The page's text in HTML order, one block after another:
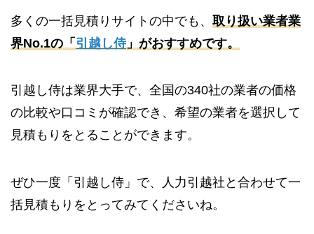
多くの一括見積りサイトの中でも、 取り扱い業者業
界No.1の「 引越し侍」がおすすめです。
引越し侍は業界大手で、全国の340社の業者の価格
の比較や口コミが確認でき、希望の業者を選択して
見積もりをとることができます。
ぜひ一度「引越し侍」で、人力引越社と合わせて一
括見積もりをとってみてくださいね。